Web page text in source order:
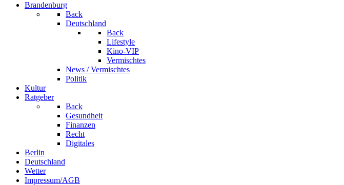
Brandenburg
Back
Deutschland
Back
Lifestyle
Kino-VIP
Vermischtes
News / Vermischtes
Politik
Kultur
Ratgeber
Back
Gesundheit
Finanzen
Recht
Digitales
Berlin
Deutschland
Wetter
Impressum/AGB